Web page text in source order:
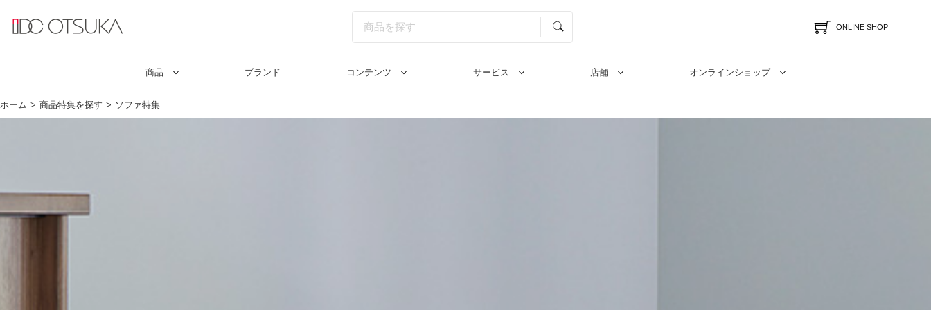
ONLINE SHOP
商品 ブランド コンテンツ サービス 店舗 オンラインショップ
ホーム 商品特集を探す ソファ特集